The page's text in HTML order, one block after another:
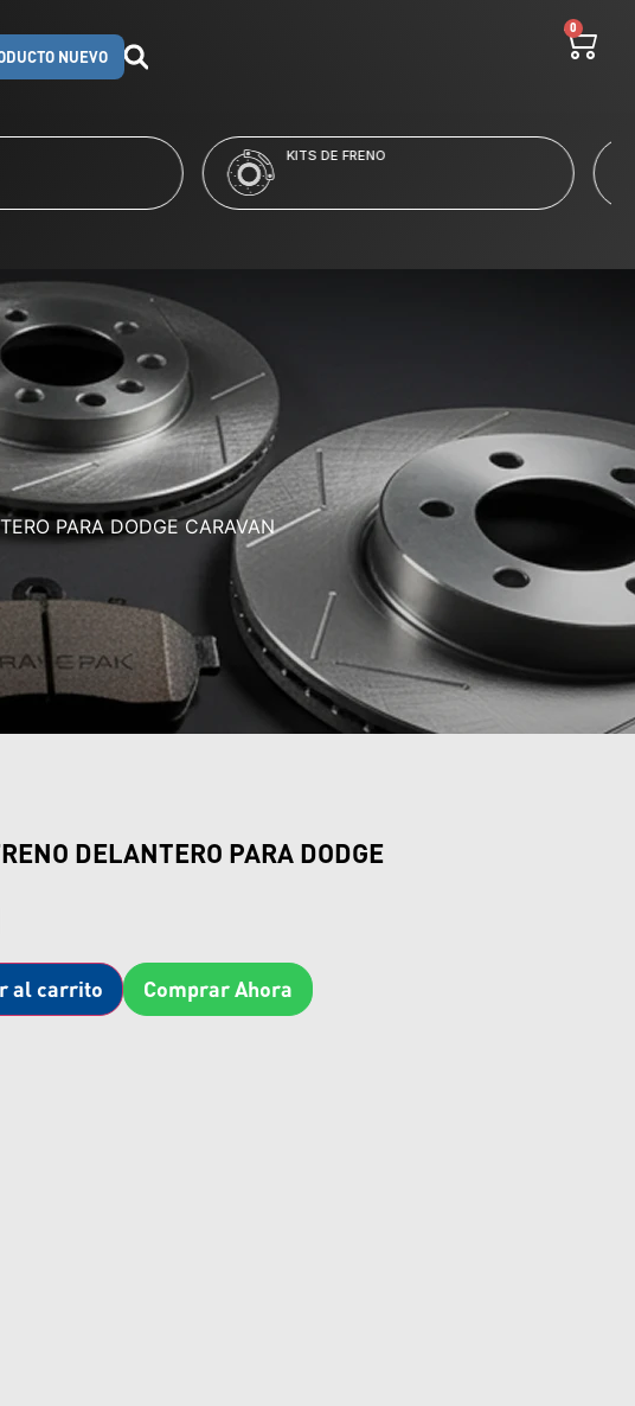
NUEVO
0
LÍQUIDO Y LIMPIADORES
PARA DODGE CARAVAN
DELANTERO PARA DODGE
al carrito Comprar Ahora